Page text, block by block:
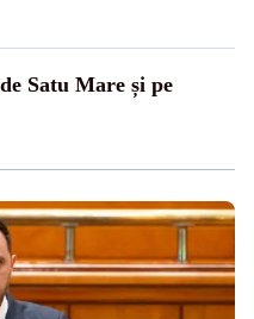
Satu Mare și pe